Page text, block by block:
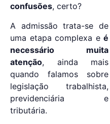
confusões, certo?
A admissão trata-se de
uma etapa complexa e é
necessário muita
atenção, ainda mais
quando falamos sobre
legislação trabalhista,
previdenciária e
tributária.